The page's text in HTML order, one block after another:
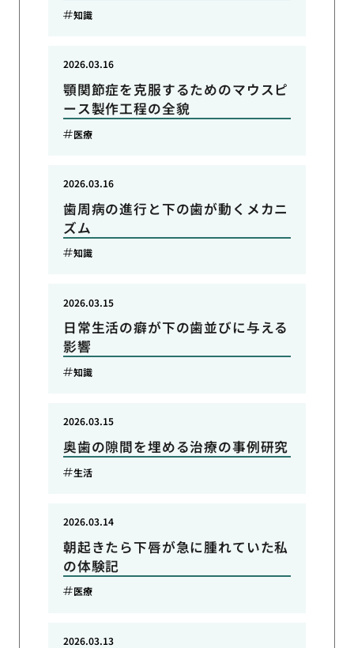
知識
顎関節症を克服するためのマウスピ
ース製作工程の全貌
2026.03.16
医療
歯周病の進行と下の歯が動くメカニ
ズム
2026.03.16
知識
日常生活の癖が下の歯並びに与える
影響
2026.03.15
知識
奥歯の隙間を埋める治療の事例研究
2026.03.15
生活
朝起きたら下唇が急に腫れていた私
の体験記
2026.03.14
医療
2026.03.13